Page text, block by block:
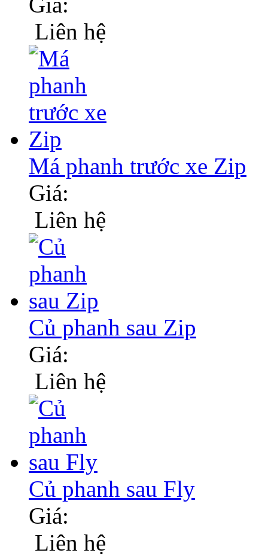
Liên hệ
Má phanh trước xe Zip
Giá:
Liên hệ
Củ phanh sau Zip
Giá:
Liên hệ
Củ phanh sau Fly
Giá:
Liên hệ